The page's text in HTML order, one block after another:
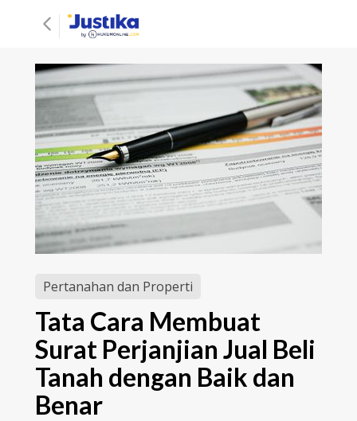
Pertanahan dan Properti
Tata Cara Membuat
Surat Perjanjian Jual Beli
Tanah dengan Baik dan
Benar